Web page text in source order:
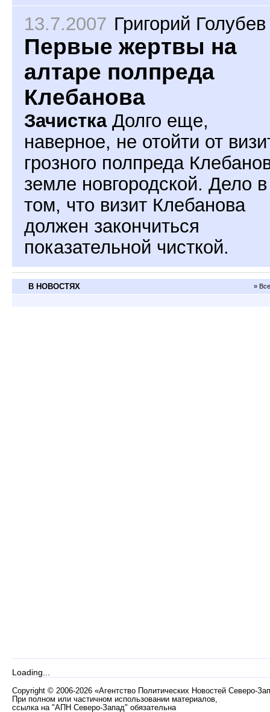
13.7.2007 Григорий Голубев
Первые жертвы на
алтаре полпреда
Клебанова
Зачистка Долго еще,
наверное, не отойти от
грозного полпреда
земле новгородской. Дело в
том, что визит Клебанова
должен закончиться
показательной чисткой.
В НОВОСТЯХ »
Loading...
Copyright © 2006-2026 «Агентство Политических Новостей Северо-
При полном или частичном использовании материалов,
ссылка на "АПН Северо-Запад" обязательна